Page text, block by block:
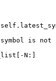
is